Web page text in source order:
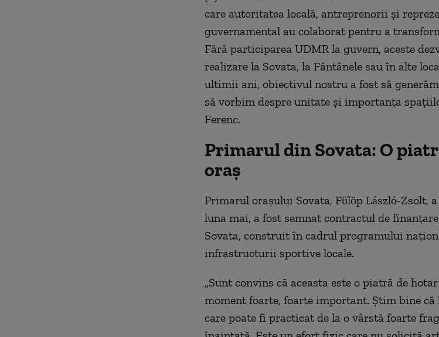
care autoritatea locală, antreprenorii şi
guvernamental au colaborat pentru a
Fără participarea UDMR la guvern, aceste
realizare la Sovata, la Fântânele sau în alte
ultimii ani, obiectivul nostru a fost să
să vorbim despre unitate şi importanţa
Ferenc.
Primarul din Sovata: O
oraş
Primarul oraşului Sovata, Fülöp László-Zsolt,
luna mai, a fost semnat contractul de finan
Sovata, construit în cadrul programului na
infrastructurii sportive locale.
„Sunt convins că aceasta este o piatră de hotar
moment foarte, foarte important. Ştim bine că
care poate fi practicat de la o vârstă foarte